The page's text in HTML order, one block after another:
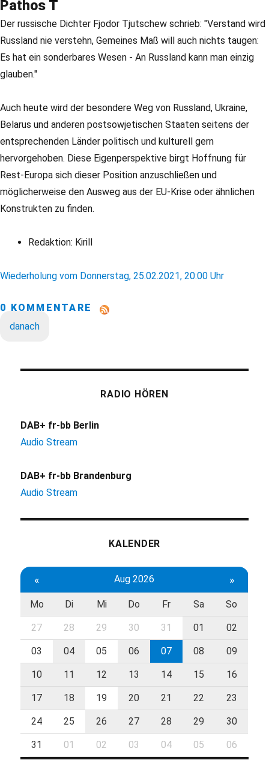
Pathos T
Der russische Dichter Fjodor Tjutschew schrieb: "Verstand wird
Russland nie verstehn, Gemeines Maß will auch nichts taugen:
Es hat ein sonderbares Wesen - An Russland kann man einzig
glauben."
Auch heute wird der besondere Weg von Russland, Ukraine,
Belarus und anderen postsowjetischen Staaten seitens der
entsprechenden Länder politisch und kulturell gern
hervorgehoben. Diese Eigenperspektive birgt Hoffnung für
Rest-Europa sich dieser Position anzuschließen und
möglicherweise den Ausweg aus der EU-Krise oder ähnlichen
Konstrukten zu finden.
Redaktion: Kirill
Wiederholung vom Donnerstag, 25.02.2021, 20:00 Uhr
0 KOMMENTARE
danach
RADIO HÖREN
DAB+ fr-bb Berlin
Audio Stream
DAB+ fr-bb Brandenburg
Audio Stream
KALENDER
« Aug 2026 »
Mo Di Mi Do Fr Sa So
27 28 29 30 31 01 02
03 04 05 06 07 08 09
10 11 12 13 14 15 16
17 18 19 20 21 22 23
24 25 26 27 28 29 30
31 01 02 03 04 05 06